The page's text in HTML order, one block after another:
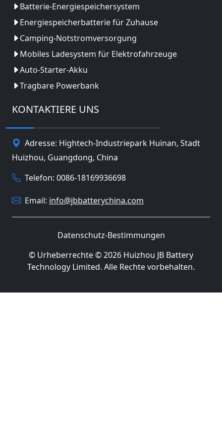
Batterie-Energiespeichersystem
Energiespeicherbatterie für Zuhause
Camping-Notstromversorgung
Mobiles Ladesystem für Elektrofahrzeuge
Auto-Starter-Akku
Tragbare Powerbank
KONTAKTIERE UNS
Adresse: Hightech-Industriepark Huinan, Stadt
Huizhou, Guangdong, China
Telefon: 0086-18169936698
Email: info@jbbatterychina.com
Datenschutz-Bestimmungen
© Urheberrechte © 2026 Huizhou JB Battery
Technology Limited. Alle Rechte vorbehalten.